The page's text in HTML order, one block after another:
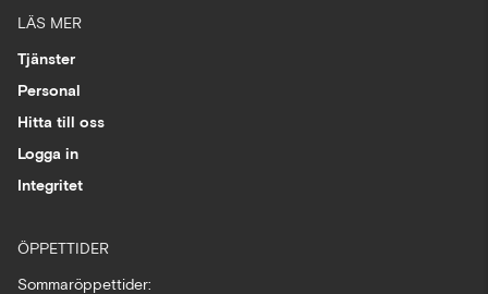
LÄS MER
Tjänster
Personal
Hitta till oss
Logga in
Integritet
ÖPPETTIDER
Sommaröppettider: